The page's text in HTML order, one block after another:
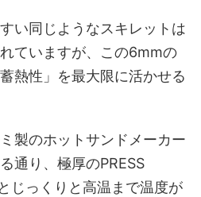
い同じようなスキレットは
ていますが、この6mmの
熱性」を最大限に活かせる
製のホットサンドメーカー
通り、極厚のPRESS
じっくりと高温まで温度が